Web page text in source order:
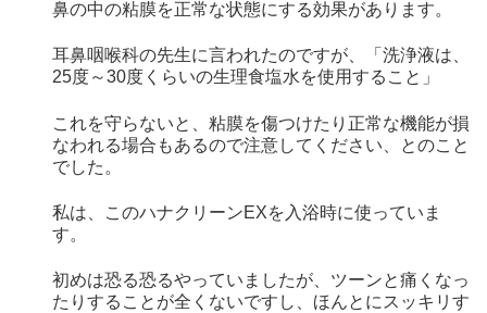
鼻の中の粘膜を正常な状態にする効果があります。
耳鼻咽喉科の先生に言われたのですが、「洗浄液は、
25度～30度くらいの生理食塩水を使用すること」
これを守らないと、粘膜を傷つけたり正常な機能が損
なわれる場合もあるので注意してください、とのこと
でした。
私は、このハナクリーンEXを入浴時に使っていま
す。
初めは恐る恐るやっていましたが、ツーンと痛くなっ
たりすることが全くないですし、ほんとにスッキリす